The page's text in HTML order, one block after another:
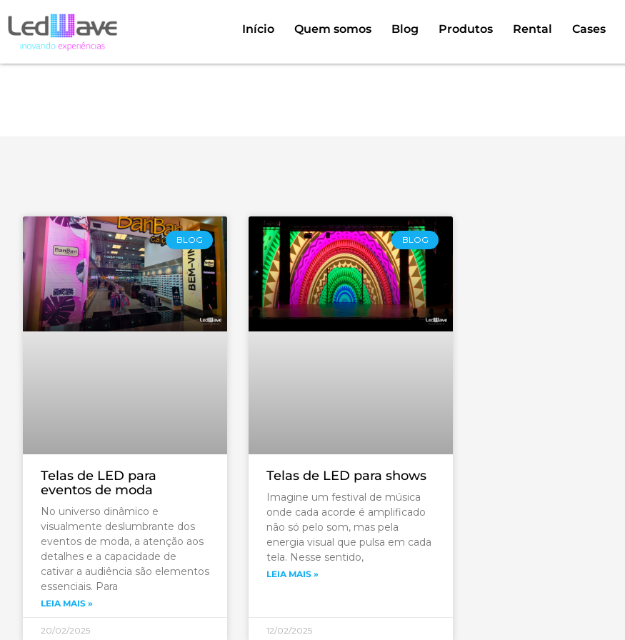
Início Quem somos Blog Produtos Rental Cases
BLOG
Telas de LED para
eventos de moda
No universo dinâmico e
visualmente deslumbrante dos
eventos de moda, a atenção aos
detalhes e a capacidade de
cativar a audiência são elementos
essenciais. Para
LEIA MAIS »
20/02/2025
BLOG
Telas de LED para shows
Imagine um festival de música
onde cada acorde é amplificado
não só pelo som, mas pela
energia visual que pulsa em cada
tela. Nesse sentido,
LEIA MAIS »
12/02/2025